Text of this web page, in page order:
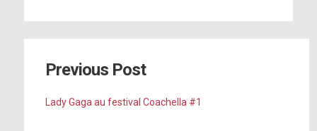
Previous Post
Lady Gaga au festival Coachella #1